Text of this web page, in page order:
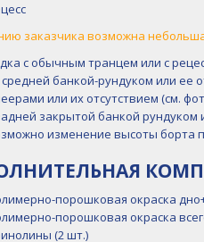
заказчика возможна
с обычным транцем или с
средней банкой-рундуком или ее
или их отсутствием (см.
закрытой банкой
изменение высоты борта
порошковая окраска
порошковая окраска
(2 шт.)